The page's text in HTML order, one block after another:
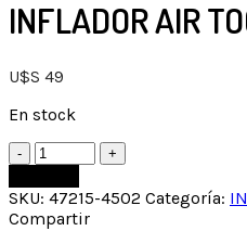
INFLADOR AIR
U$S 49
En stock
SKU: 47215-4502 Categoría:
Compartir